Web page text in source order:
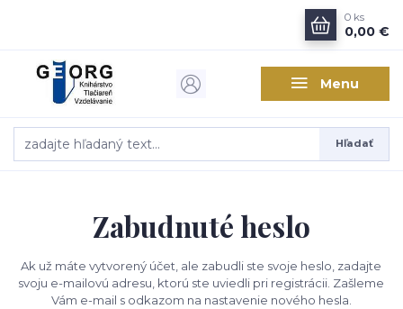
Menu
Hľadať
0 ks
0,00 €
Zabudnuté heslo
Ak už máte vytvorený účet, ale zabudli ste svoje heslo, zadajte
svoju e-mailovú adresu, ktorú ste uviedli pri registrácii. Zašleme
Vám e-mail s odkazom na nastavenie nového hesla.